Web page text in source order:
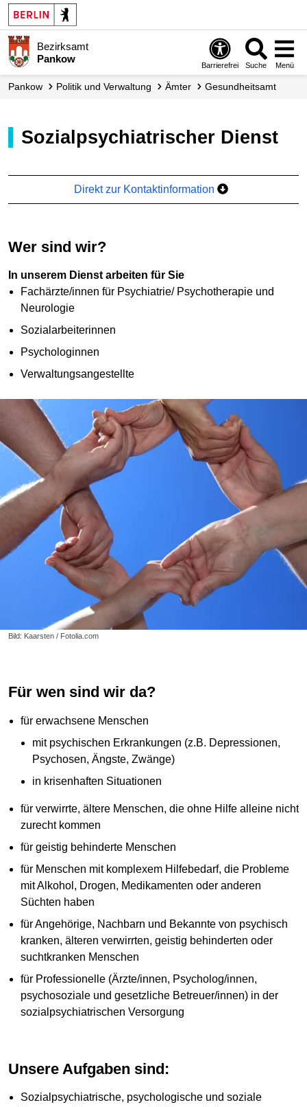
Bezirksamt
Pankow
Barrierefrei Suche Menü
Pankow Politik und Verwaltung Ämter Gesundheitsamt
Sozialpsychiatrischer Dienst
Direkt zur Kontaktinformation
Wer sind wir?
Bild: Kaarsten / Fotolia.com
In unserem Dienst arbeiten für Sie
Fachärzte/innen für Psychiatrie/ Psychotherapie und
Neurologie
Sozialarbeiterinnen
Psychologinnen
Verwaltungsangestellte
Für wen sind wir da?
für erwachsene Menschen
mit psychischen Erkrankungen (z.B. Depressionen,
Psychosen, Ängste, Zwänge)
in krisenhaften Situationen
für verwirrte, ältere Menschen, die ohne Hilfe alleine nicht
zurecht kommen
für geistig behinderte Menschen
für Menschen mit komplexem Hilfebedarf, die Probleme
mit Alkohol, Drogen, Medikamenten oder anderen
Süchten haben
für Angehörige, Nachbarn und Bekannte von psychisch
kranken, älteren verwirrten, geistig behinderten oder
suchtkranken Menschen
für Professionelle (Ärzte/innen, Psycholog/innen,
psychosoziale und gesetzliche Betreuer/innen) in der
sozialpsychiatrischen Versorgung
Unsere Aufgaben sind:
Sozialpsychiatrische, psychologische und soziale